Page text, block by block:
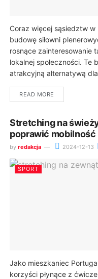
Coraz więcej sąsiedztw
budowę siłowni
rosnące zainteresowanie
lokalnej społeczności. Te
atrakcyjną alternatywą
READ MORE
Stretching na
poprawić mobilność
by redakcja 2024-12-13
SPORT
Jako mieszkaniec
korzyści płynące z